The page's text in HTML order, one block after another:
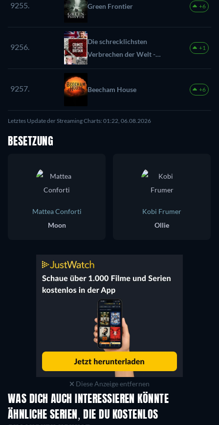
9255. Green Frontier +6
9256.
Die schrecklichsten
Verbrechen der Welt -
Großbritannien
+1
9257. Beecham House +6
Letztes Update der Streaming Charts: 01:22, 06.08.2026
BESETZUNG
Mattea Conforti
Moon
Kobi Frumer
Ollie
Diese Anzeige entfernen
WAS DICH AUCH INTERESSIEREN KÖNNTE
Serie Serie
ÄHNLICHE SERIEN, DIE DU KOSTENLOS